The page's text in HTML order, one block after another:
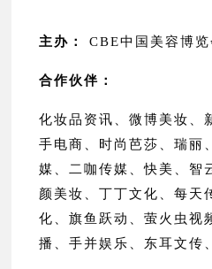
主办： CBE中国美容博览
合作伙伴：
化妆品资讯、微博美妆、
手电商、时尚芭莎、瑞丽
媒、二咖传媒、快美、智
颜美妆、丁丁文化、每天
化、旗鱼跃动、萤火虫视
播、手并娱乐、东耳文传